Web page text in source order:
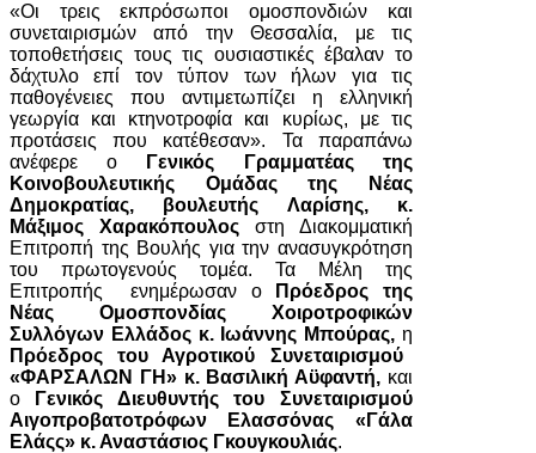
«Οι τρεις εκπρόσωποι ομοσπονδιών και
συνεταιρισμών από την Θεσσαλία, με τις
τοποθετήσεις τους τις ουσιαστικές έβαλαν το
δάχτυλο επί τον τύπον των ήλων για τις
παθογένειες που αντιμετωπίζει η ελληνική
γεωργία και κτηνοτροφία και κυρίως, με τις
προτάσεις που κατέθεσαν». Τα παραπάνω
ανέφερε ο
Γενικός Γραμματέας της
Κοινοβουλευτικής Ομάδας της Νέας
Δημοκρατίας, βουλευτής Λαρίσης, κ.
Μάξιμος Χαρακόπουλοςστη Διακομματική
Επιτροπή της Βουλής για την ανασυγκρότηση
του πρωτογενούς τομέα. Τα Μέλη της
Επιτροπής ενημέρωσαν ο
Πρόεδρος της
Νέας Ομοσπονδίας Χοιροτροφικών
Συλλόγων Ελλάδος κ. Ιωάννης Μπούρας, η
Πρόεδρος του Αγροτικού Συνεταιρισμού
«ΦΑΡΣΑΛΩΝ ΓΗ» κ. Βασιλική Αϋφαντή, και
ο Γενικός Διευθυντής του Συνεταιρισμού
Αιγοπροβατοτρόφων Ελασσόνας «Γάλα
Ελάςς» κ. Αναστάσιος Γκουγκουλιάς.